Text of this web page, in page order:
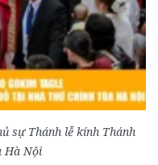
sự Thánh lễ kính Thánh
Hà Nội